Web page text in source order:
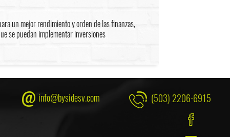
un mejor rendimiento y orden de las finanzas,
se puedan implementar inversiones
info@bysidesv.com (503) 2206-6915